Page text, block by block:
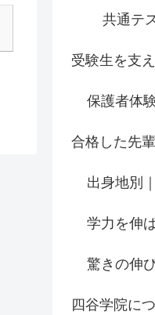
共通テ
受験生を支
保護者体
合格した先
出身地別
学力を伸
驚きの伸
四谷学院に